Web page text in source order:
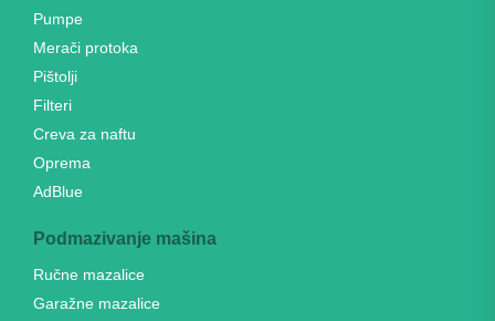
Pumpe
Merači protoka
Pištolji
Filteri
Creva za naftu
Oprema
AdBlue
Podmazivanje mašina
Ručne mazalice
Garažne mazalice